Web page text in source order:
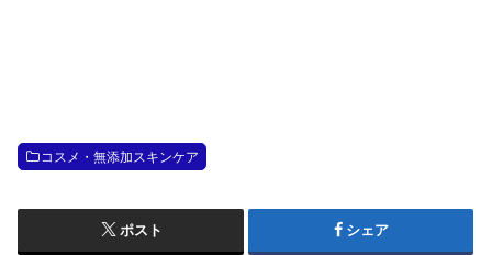
コスメ・無添加スキンケア
ポスト シェア